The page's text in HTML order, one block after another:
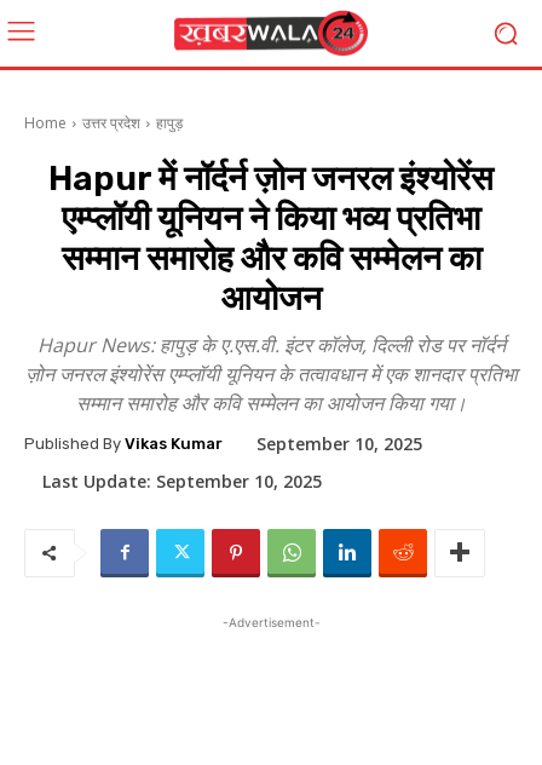
Home उत्तर प्रदेश हापुड़
Hapur में नॉर्दर्न ज़ोन जनरल इंश्योरेंस
एम्प्लॉयी यूनियन ने किया भव्य प्रतिभा
सम्मान समारोह और कवि सम्मेलन का
आयोजन
Hapur News: हापुड़ के ए.एस.वी. इंटर कॉलेज, दिल्ली रोड पर नॉर्दर्न
ज़ोन जनरल इंश्योरेंस एम्प्लॉयी यूनियन के तत्वावधान में एक शानदार प्रतिभा
सम्मान समारोह और कवि सम्मेलन का आयोजन किया गया।
Published By Vikas Kumar
September 10, 2025
Last Update: September 10, 2025
-Advertisement-